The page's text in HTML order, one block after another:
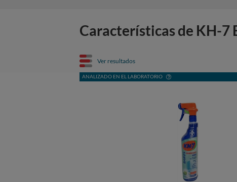
Características de KH-7
Ver resultados
ANALIZADO EN EL LABORATORIO